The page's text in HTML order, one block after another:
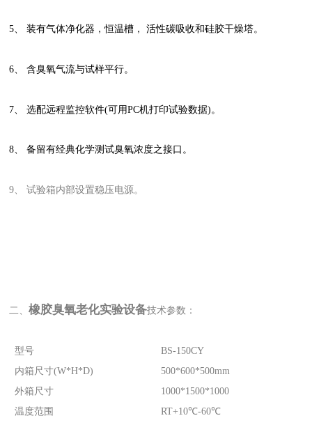
5、 装有气体净化器 ，恒温槽 ， 活性碳吸收和硅胶干燥塔。
6、 含臭氧气流与试样平行。
7、 选配远程监控软件(可用PC机打印试验数据)。
8、 备留有经典化学测试臭氧浓度之接口。
9、 试验箱内部设置稳压电源。
二、橡胶臭氧老化实验设备技术参数：
型号
BS-150CY
内箱尺寸(W*H*D)
500*600*500mm
外箱尺寸
1000*1500*1000
温度范围
RT+10℃-60℃